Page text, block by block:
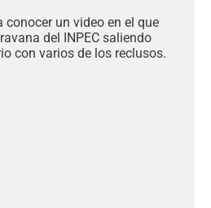
conocer un video en el que
del INPEC saliendo
con varios de los reclusos.